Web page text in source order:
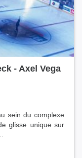
- Axel Vega
sein du complexe
glisse unique sur